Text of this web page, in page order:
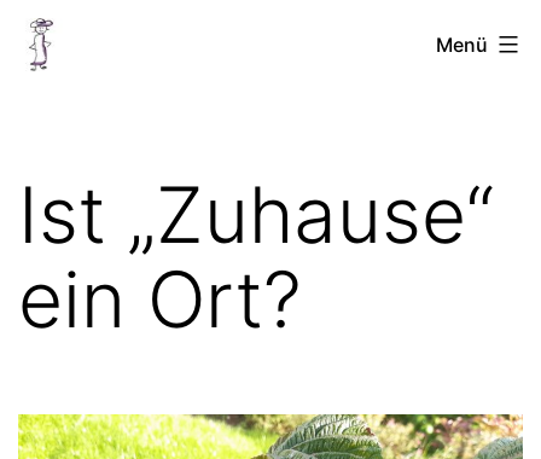
Zum
InhaltChellinchen
Menü
Ist „Zuhause“
ein Ort?